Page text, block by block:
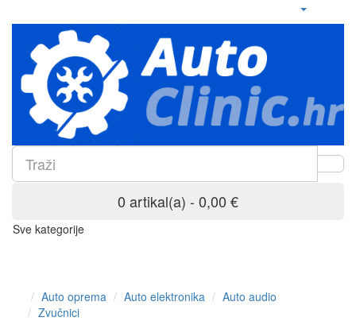
0 artikal(a) - 0,00 €
Sve kategorije
Auto oprema Auto elektronika
Auto audio
Zvučnici